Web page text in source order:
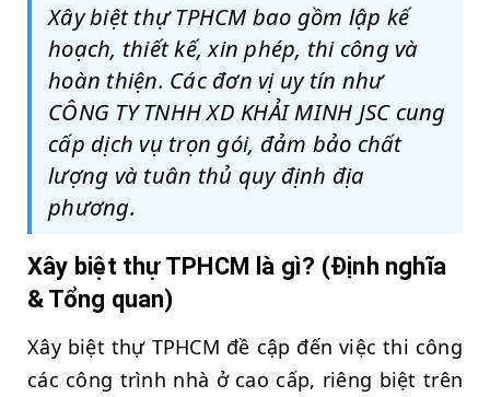
Xây biệt thự TPHCM bao gồm lập kế
hoạch, thiết kế, xin phép, thi công và
hoàn thiện. Các đơn vị uy tín như
CÔNG TY TNHH XD KHẢI MINH JSC cung
cấp dịch vụ trọn gói, đảm bảo chất
lượng và tuân thủ quy định địa
phương.
Xây biệt thự TPHCM là gì? (Định nghĩa
& Tổng quan)
Xây biệt thự TPHCM đề cập đến việc thi công
các công trình nhà ở cao cấp, riêng biệt trên